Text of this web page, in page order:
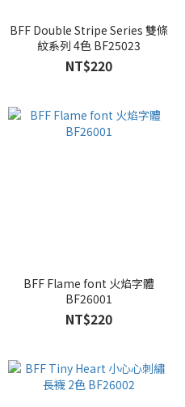
BFF Double Stripe Series 雙條
紋系列 4色 BF25023
NT$220
BFF Flame font 火焰字體
BF26001
NT$220